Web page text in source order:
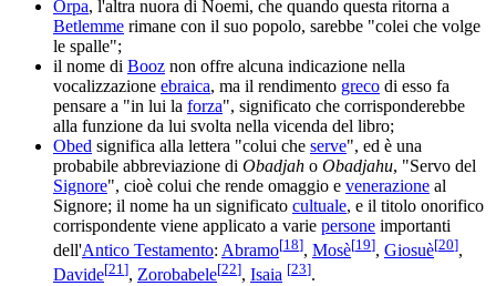
Orpa, l'altra nuora di Noemi, che quando questa ritorna a
Betlemme rimane con il suo popolo, sarebbe "colei che volge
le spalle";
il nome di Booz non offre alcuna indicazione nella
vocalizzazione ebraica, ma il rendimento greco di esso fa
pensare a "in lui la forza", significato che corrisponderebbe
alla funzione da lui svolta nella vicenda del libro;
Obed significa alla lettera "colui che serve", ed è una
probabile abbreviazione di Obadjah o Obadjahu, "Servo del
Signore", cioè colui che rende omaggio e venerazione al
Signore; il nome ha un significato cultuale, e il titolo onorifico
corrispondente viene applicato a varie persone importanti
dell'Antico Testamento: Abramo[18], Mosè[19], Giosuè[20],
Davide[21], Zorobabele[22], Isaia [23].